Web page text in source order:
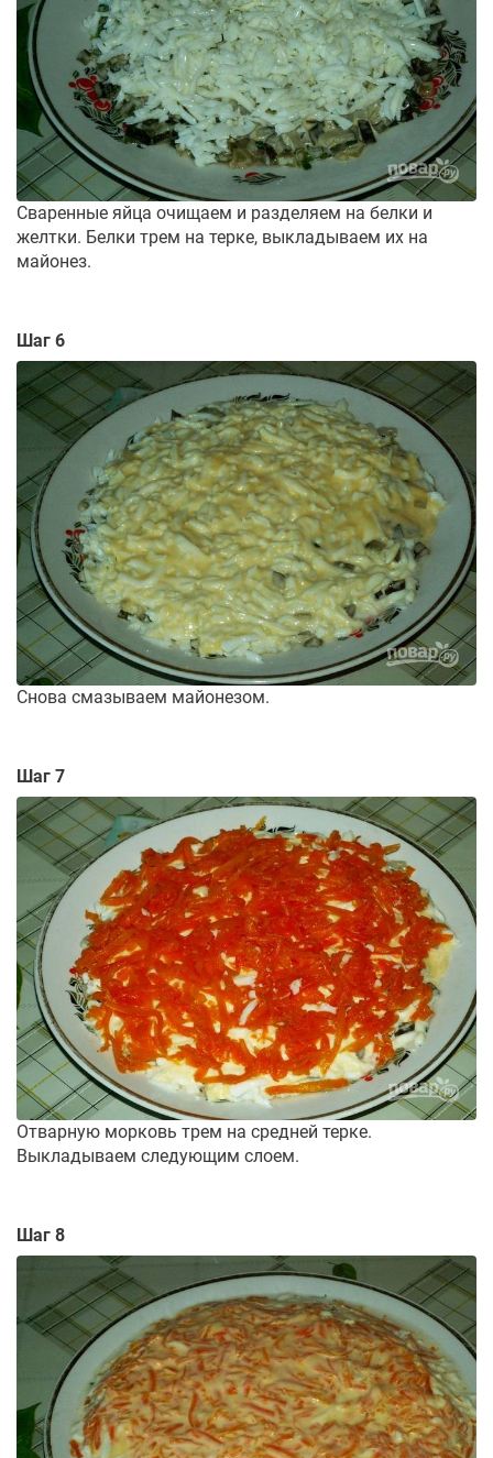
Сваренные яйца очищаем и разделяем на белки и
желтки. Белки трем на терке, выкладываем их на
майонез.
Шаг 6
Снова смазываем майонезом.
Шаг 7
Отварную морковь трем на средней терке.
Выкладываем следующим слоем.
Шаг 8